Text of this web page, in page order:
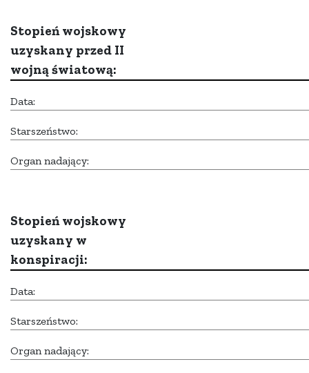
Stopień wojskowy
uzyskany przed II
wojną światową:
Data:
Starszeństwo:
Organ nadający:
Stopień wojskowy
uzyskany w
konspiracji:
Data:
Starszeństwo:
Organ nadający: